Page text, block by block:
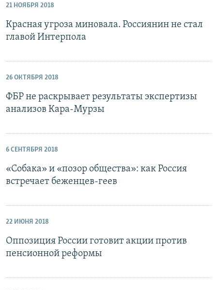
21 НОЯБРЯ 2018
Красная угроза миновала. Россиянин не стал
главой Интерпола
26 ОКТЯБРЯ 2018
ФБР не раскрывает результаты экспертизы
анализов Кара-Мурзы
6 СЕНТЯБРЯ 2018
«Cобака» и «позор общества»: как Россия
встречает беженцев-геев
22 ИЮНЯ 2018
Оппозиция России готовит акции против
пенсионной реформы